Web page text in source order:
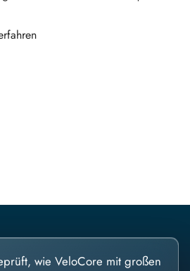
wie VeloCore mit großen